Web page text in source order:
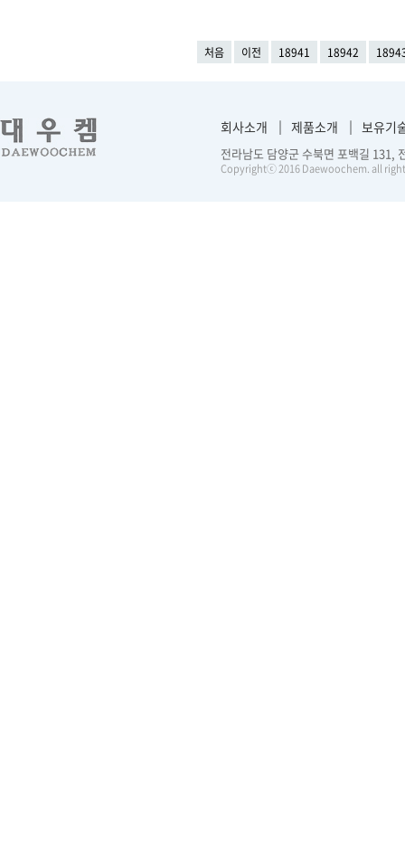
처음 이전 18941 18942
회사소개 제품소개 보유기
전라남도 담양군 수북면 포백길
Copyrightⓒ 2016 Daewoochem. all